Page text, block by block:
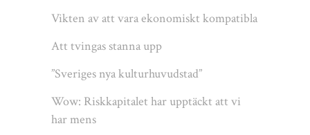
Vikten av att vara ekonomiskt kompatibla
Att tvingas stanna upp
”Sveriges nya kulturhuvudstad”
Wow: Riskkapitalet har upptäckt att vi
har mens